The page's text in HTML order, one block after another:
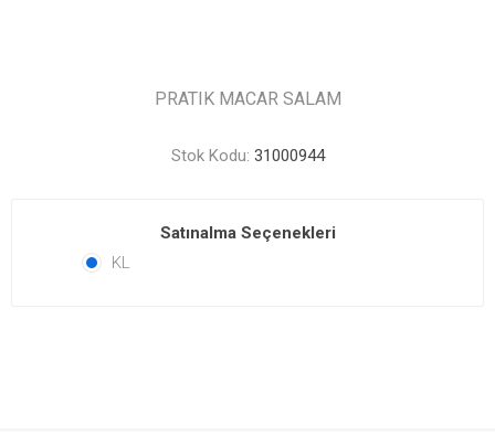
PRATIK MACAR SALAM
Stok Kodu: 31000944
Satınalma Seçenekleri
KL